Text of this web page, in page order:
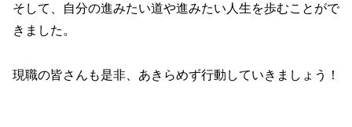
そして、自分の進みたい道や進みたい人生を歩むことがで
きました。
現職の皆さんも是非、あきらめず行動していきましょう！